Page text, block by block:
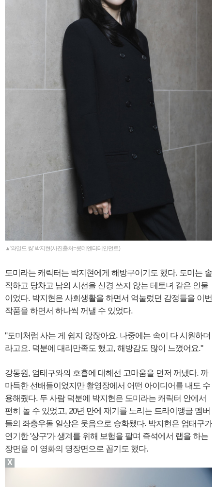
▲'와일드 씽' 박지현(사진출처=롯데엔터테인먼트)
도미라는 캐릭터는 박지현에게 해방구이기도 했다. 도미는 솔
직하고 당차고 남의 시선을 신경 쓰지 않는 테토녀 같은 인물
이었다. 박지현은 사회생활을 하면서 억눌렀던 감정들을 이번
작품을 하면서 하나씩 꺼낼 수 있었다.
"도미처럼 사는 게 쉽지 않잖아요. 나중에는 속이 다 시원하더
라고요. 덕분에 대리만족도 했고, 해방감도 많이 느꼈어요."
강동원, 엄태구와의 호흡에 대해선 고마움을 먼저 꺼냈다. 까
마득한 선배들이었지만 촬영장에서 어떤 아이디어를 내도 수
용해줬다. 두 사람 덕분에 박지현은 도미라는 캐릭터 안에서
편히 놀 수 있었고, 20년 만에 재기를 노리는 트라이앵글 멤버
들의 좌충우돌 일상은 웃음으로 승화됐다. 박지현은 엄태구가
연기한 '상구'가 생계를 위해 보험을 팔며 즉석에서 랩을 하는
장면을 이 영화의 명장면으로 꼽기도 했다.
X